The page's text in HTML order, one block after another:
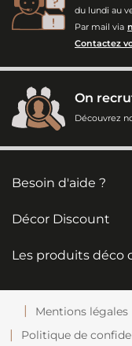
du lundi au
Par mail via
Contactez
On
Découvrez
Besoin d'aide ?
Décor Discount
Les produits déco
Mentions légales
Politique de